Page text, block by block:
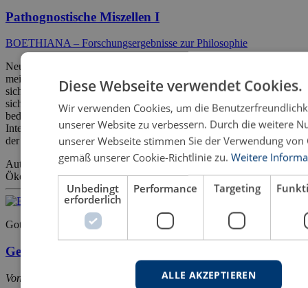
Pathognostische Miszellen I
BOETHIANA – Forschungsergebnisse zur Philosophie
Neuigkeiten innerhalb der prallen Serie an Sammelbänden mit
meinen innovativen Gedanken? Ja, einige gewiss. Nicht handelt es
sich um Einführungen in die Pathognostik, der geneigte Leser findet
sich mittendrin im fortgeschrittenen Format, immer dabei
bedenkend, dass der überkommene hypostatische
Intersubjektivismus abgelöst werden muss von einer „Psychoanalyse
der Sachen“ (Sartre), gleich Pathognostik. [...]
AutobiographicaMusikphilosophiePathognostik Philosophie
Ökonomie
PraxisrelevanzenTraumphilosophie
Gottfried Hemetsberger
Gedanken zur Musikästhetik
Von Platon bis Adorno
Diese Webseite verwendet Cookies.
Wir verwenden Cookies, um die
unserer Website zu verbessern. Durch die weitere
unserer Webseite stimmen Sie der Verwendung von
gemäß unserer Cookie-Richtlinie zu. Weitere
Unbedingt
erforderlich
Performance Targeting
ALLE AKZEPTIEREN